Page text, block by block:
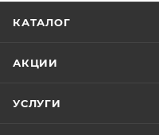
КАТАЛОГ
АКЦИИ
УСЛУГИ